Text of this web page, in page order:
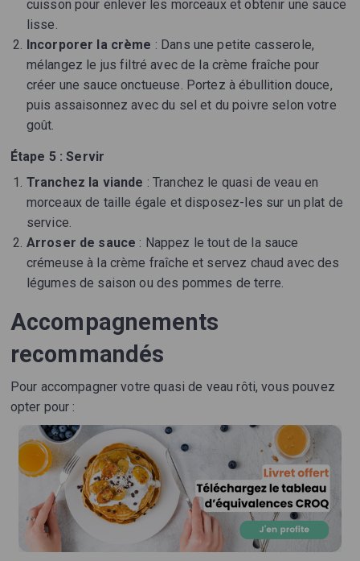
cuisson pour enlever les morceaux et obtenir une sauce
lisse.
Incorporer la crème : Dans une petite casserole,
mélangez le jus filtré avec de la crème fraîche pour
créer une sauce onctueuse. Portez à ébullition douce,
puis assaisonnez avec du sel et du poivre selon votre
goût.
Étape 5 : Servir
Tranchez la viande : Tranchez le quasi de veau en
morceaux de taille égale et disposez-les sur un plat de
service.
Arroser de sauce : Nappez le tout de la sauce
crémeuse à la crème fraîche et servez chaud avec des
légumes de saison ou des pommes de terre.
Accompagnements
recommandés
Pour accompagner votre quasi de veau rôti, vous pouvez
opter pour :